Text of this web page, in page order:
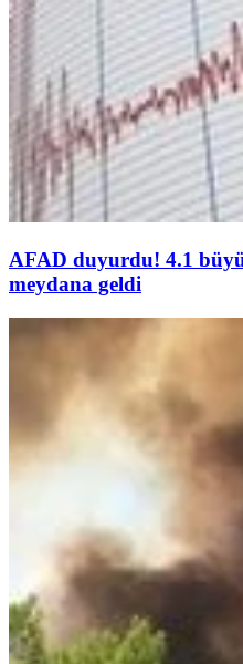
AFAD duyurdu! 4.1
meydana geldi